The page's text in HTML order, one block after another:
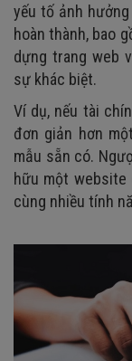
yếu tố ảnh
hoàn thành, bao
dựng trang web
sự khác biệt.
Ví dụ, nếu tài
đơn giản hơn
mẫu sẵn có.
hữu một website
cùng nhiều tính